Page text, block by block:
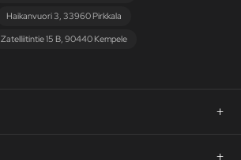
Haikanvuori 3, 33960 Pirkkala
Zatelliitintie 15 B, 90440 Kempele